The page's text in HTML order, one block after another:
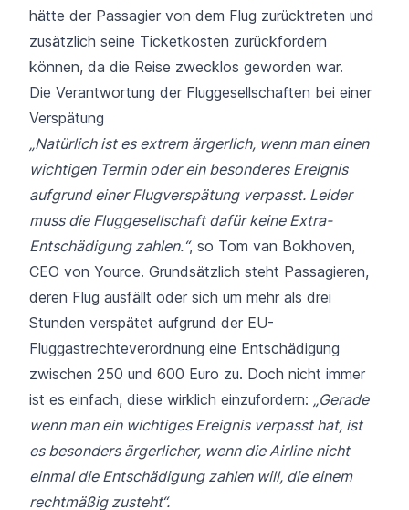
hätte der Passagier von dem Flug zurücktreten und
zusätzlich seine Ticketkosten zurückfordern
können, da die Reise zwecklos geworden war.
Die Verantwortung der Fluggesellschaften bei einer
Verspätung
„Natürlich ist es extrem ärgerlich, wenn man einen
wichtigen Termin oder ein besonderes Ereignis
aufgrund einer Flugverspätung verpasst. Leider
muss die Fluggesellschaft dafür keine Extra-
Entschädigung zahlen.“, so Tom van Bokhoven,
CEO von Yource. Grundsätzlich steht Passagieren,
deren Flug ausfällt oder sich um mehr als drei
Stunden verspätet aufgrund der EU-
Fluggastrechteverordnung eine Entschädigung
zwischen 250 und 600 Euro zu. Doch nicht immer
ist es einfach, diese wirklich einzufordern: „Gerade
wenn man ein wichtiges Ereignis verpasst hat, ist
es besonders ärgerlicher, wenn die Airline nicht
einmal die Entschädigung zahlen will, die einem
rechtmäßig zusteht“.